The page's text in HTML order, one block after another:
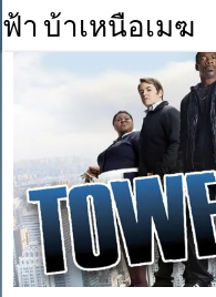
ฟ้า บ้าเหนือเมฆ